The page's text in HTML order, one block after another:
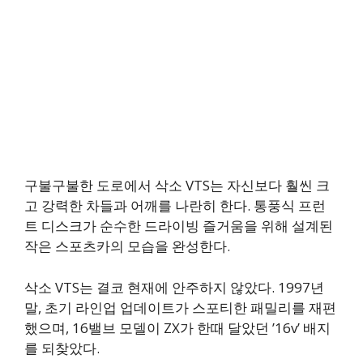
구불구불한 도로에서 삭소 VTS는 자신보다 훨씬 크
고 강력한 차들과 어깨를 나란히 한다. 통풍식 프런
트 디스크가 순수한 드라이빙 즐거움을 위해 설계된
작은 스포츠카의 모습을 완성한다.
삭소 VTS는 결코 현재에 안주하지 않았다. 1997년
말, 초기 라인업 업데이트가 스포티한 패밀리를 재편
했으며, 16밸브 모델이 ZX가 한때 달았던 ’16v’ 배지
를 되찾았다.